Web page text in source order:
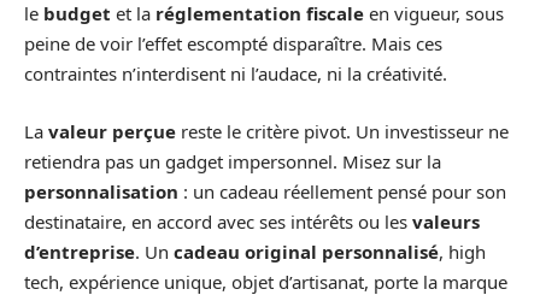
le budget et la réglementation fiscale en vigueur, sous
peine de voir l’effet escompté disparaître. Mais ces
contraintes n’interdisent ni l’audace, ni la créativité.
La valeur perçue reste le critère pivot. Un investisseur ne
retiendra pas un gadget impersonnel. Misez sur la
personnalisation : un cadeau réellement pensé pour son
destinataire, en accord avec ses intérêts ou les valeurs
d’entreprise. Un cadeau original personnalisé, high
tech, expérience unique, objet d’artisanat, porte la marque